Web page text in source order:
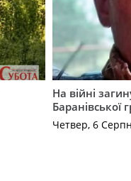
На війні
Баранівської
Четвер, 6